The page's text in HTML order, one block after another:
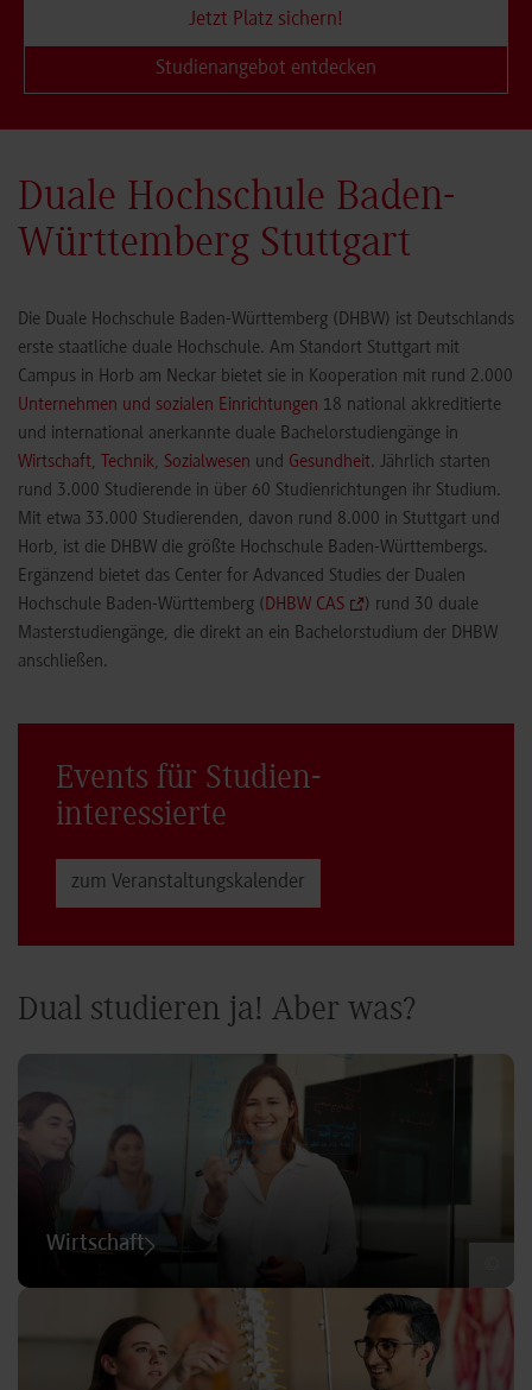
Jetzt Platz sichern!
Studienangebot entdecken
Duale Hochschule Baden-
Württemberg Stuttgart
Die Duale Hochschule Baden-Württemberg (DHBW) ist Deutschlands
erste staatliche duale Hochschule. Am Standort Stuttgart mit
Campus in Horb am Neckar bietet sie in Kooperation mit rund 2.000
Unternehmen und sozialen Einrichtungen 18 national akkreditierte
und international anerkannte duale Bachelorstudiengänge in
Wirtschaft, Technik, Sozialwesen und Gesundheit. Jährlich starten
rund 3.000 Studierende in über 60 Studienrichtungen ihr Studium.
Mit etwa 33.000 Studierenden, davon rund 8.000 in Stuttgart und
Horb, ist die DHBW die größte Hochschule Baden-Württembergs.
Ergänzend bietet das Center for Advanced Studies der Dualen
Hochschule Baden-Württemberg (DHBW CAS
) rund 30 duale
Masterstudiengänge, die direkt an ein Bachelorstudium der DHBW
anschließen.
Events für Studien­
interessierte
zum Veranstaltungs­kalender
Dual studieren ja! Aber was?
Wirtschaft